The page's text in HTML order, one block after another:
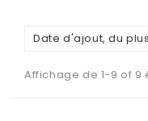
Date d'ajout, du
Affichage de 1-9 of 9